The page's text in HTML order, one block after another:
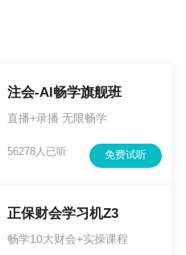
注会-AI畅学旗舰班
直播+录播 无限畅学
免费试听
56278人已听
正保财会学习机Z3
畅学10大财会+实操课程